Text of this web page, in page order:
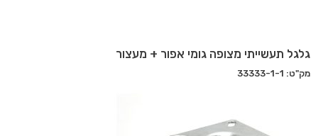
גלגל תעשייתי מצופה גומי אפור + מעצור
מק"ט: 33333-1-1